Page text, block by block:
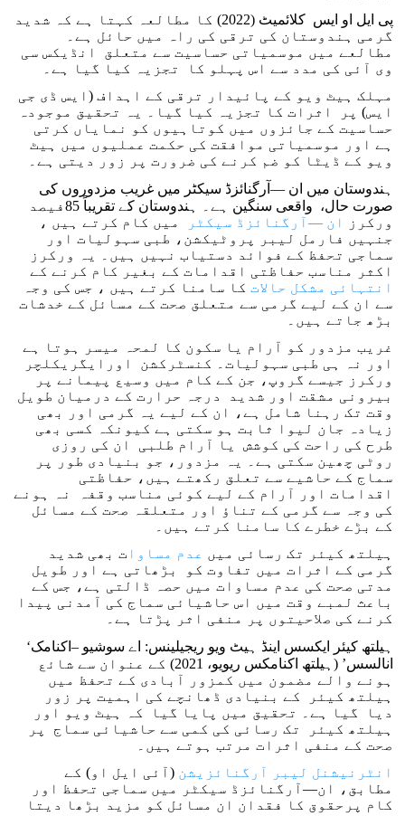
پی ایل او ایس کلائمیٹ (2022) کا مطالعہ کہتا ہے کہ شدید
گرمی ہندوستان کی ترقی کی راہ میں حائل ہے۔
مطالعے میں موسمیاتی حساسیت سے متعلق انڈیکس سی
وی آئی کی مدد سے اس پہلو کا تجزیہ کیا گیا ہے۔
مہلک ہیٹ ویو کے پائیدار ترقی کے اہداف (ایس ڈی جی
ایس) پر اثرات کا تجزیہ کیا گیا۔ یہ تحقیق موجودہ
حساسیت کے جائزوں میں کوتاہیوں کو نمایاں کرتی
ہے اور موسمیاتی موافقت کی حکمت عملیوں میں ہیٹ
ویو کے ڈیٹا کو ضم کرنے کی ضرورت پر زور دیتی ہے۔
ہندوستان میں ان —آرگنائزڈ سیکٹر میں غریب مزدوروں کی
صورت حال، واقعی سنگین ہے۔ ہندوستان کے تقریباً 85فیصد
ورکرز
ان —آرگنائزڈ سیکٹر
میں کام کرتے ہیں ،
جنہیں فارمل لیبر پروٹیکشن، طبی سہولیات اور
سماجی تحفظ کے فوائد دستیاب نہیں ہیں۔ یہ ورکرز
اکثر مناسب حفاظتی اقدامات کے بغیر کام کرنے کے
انتہائی مشکل حالات کا سامنا کرتے ہیں ، جس کی وجہ
سے ان کے لیے گرمی سے متعلق صحت کے مسائل کے خدشات
بڑھ جاتے ہیں۔
غریب مزدور کو آرام یا سکون کا لمحہ میسر ہوتا ہے
اور نہ ہی طبی سہولیات۔ کنسٹرکشن اورایگریکلچر
ورکرز جیسے گروپ، جن کے کام میں وسیع پیمانے پر
بیرونی مشقت اور شدید درجہ حرارت کے درمیان طویل
وقت تک رہنا شامل ہے، ان کے لیے یہ گرمی اور بھی
زیادہ جان لیوا ثابت ہو سکتی ہے کیونکہ کسی بھی
طرح کی راحت کی کوشش یا آرام طلبی ان کی روزی
روٹی چھین سکتی ہے۔ یہ مزدور، جو بنیادی طور پر
سماج کے حاشیے سے تعلق رکھتے ہیں، حفاظتی
اقدامات اور آرام کے لیے کوئی مناسب وقفہ نہ ہونے
کی وجہ سے گرمی کے تناؤ اور متعلقہ صحت کے مسائل
کے بڑے خطرے کا سامنا کرتے ہیں۔
ہیلتھ کیئر تک رسائی میں عدم مساوا ت بھی شدید
گرمی کے اثرات میں تفاوت کو بڑھاتی ہے اور طویل
مدتی صحت کی عدم مساوات میں حصہ ڈالتی ہے، جس کے
باعث لمبے وقت میں اس حاشیائی سماج کی آمدنی پیدا
کرنے کی صلاحیتوں پر منفی اثر پڑتا ہے۔
‘ہیلتھ کیئر ایکسس اینڈ ہیٹ ویو ریجیلینس: اے سوشیو –اکنامک
انالسس’ (ہیلتھ اکنامکس ریویو، 2021) کے عنوان سے شائع
ہونے والے مضمون میں کمزور آبادی کے تحفظ میں
ہیلتھ کیئر کے بنیادی ڈھانچے کی اہمیت پر زور
دیا گیا ہے۔ تحقیق میں پایا گیا کہ ہیٹ ویو اور
ہیلتھ کیئر تک رسائی کی کمی سے حاشیائی سماج پر
صحت کے منفی اثرات مرتب ہوتے ہیں۔
انٹرنیشنل لیبر آرگنائزیشن (آئی ایل او) کے
مطابق، ان—آرگنائزڈ سیکٹر میں سماجی تحفظ اور
کام پرحقوق کا فقدان ان مسائل کو مزید بڑھا دیتا